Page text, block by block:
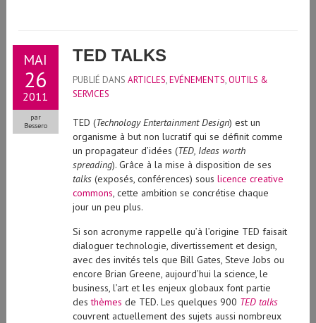
MAI
26
2011
par
Bessero
TED TALKS
PUBLIÉ DANS ARTICLES,EVÉNEMENTS,OUTILS &
SERVICES
TED (Technology Entertainment Design) est un
organisme à but non lucratif qui se définit comme
un propagateur d’idées (TED, Ideas worth
spreading). Grâce à la mise à disposition de ses
talks(exposés, conférences) sous licence creative
commons, cette ambition se concrétise chaque
jour un peu plus.
Si son acronyme rappelle qu’à l’origine TED faisait
dialoguer technologie, divertissement et design,
avec des invités tels que Bill Gates, Steve Jobs ou
encore Brian Greene, aujourd’hui la science, le
business, l’art et les enjeux globaux font partie
desthèmes de TED. Les quelques 900 TED talks
couvrent actuellement des sujets aussi nombreux